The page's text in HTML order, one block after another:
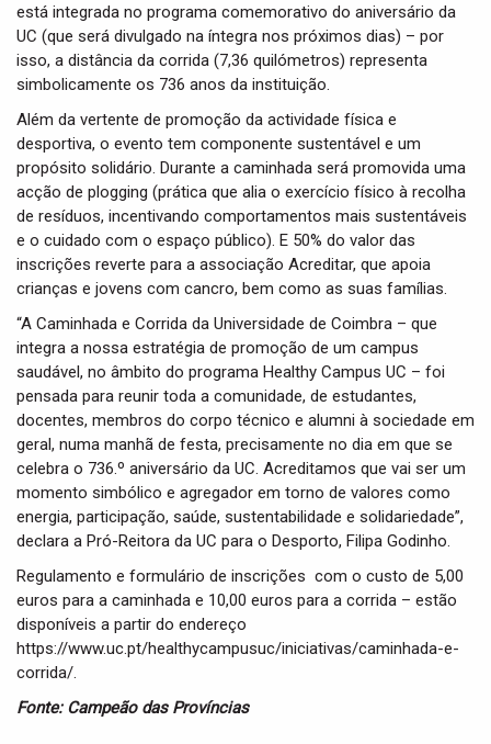
está integrada no programa comemorativo do aniversário da
UC (que será divulgado na íntegra nos próximos dias) – por
isso, a distância da corrida (7,36 quilómetros) representa
simbolicamente os 736 anos da instituição.
Além da vertente de promoção da actividade física e
desportiva, o evento tem componente sustentável e um
propósito solidário. Durante a caminhada será promovida uma
acção de plogging (prática que alia o exercício físico à recolha
de resíduos, incentivando comportamentos mais sustentáveis
e o cuidado com o espaço público). E 50% do valor das
inscrições reverte para a associação Acreditar, que apoia
crianças e jovens com cancro, bem como as suas famílias.
“A Caminhada e Corrida da Universidade de Coimbra – que
integra a nossa estratégia de promoção de um campus
saudável, no âmbito do programa Healthy Campus UC – foi
pensada para reunir toda a comunidade, de estudantes,
docentes, membros do corpo técnico e alumni à sociedade em
geral, numa manhã de festa, precisamente no dia em que se
celebra o 736.º aniversário da UC. Acreditamos que vai ser um
momento simbólico e agregador em torno de valores como
energia, participação, saúde, sustentabilidade e solidariedade”,
declara a Pró-Reitora da UC para o Desporto, Filipa Godinho.
Regulamento e formulário de inscrições com o custo de 5,00
euros para a caminhada e 10,00 euros para a corrida – estão
disponíveis a partir do endereço
https://www.uc.pt/healthycampusuc/iniciativas/caminhada-e-
corrida/.
Fonte: Campeão das Províncias